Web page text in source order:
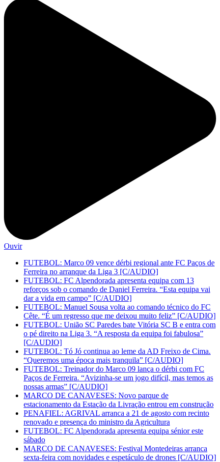
Ouvir
FUTEBOL: Marco 09 vence dérbi regional ante FC Paços de
Ferreira no arranque da Liga 3 [C/AUDIO]
FUTEBOL: FC Alpendorada apresenta equipa com 13
reforços sob o comando de Daniel Ferreira. “Esta equipa vai
dar a vida em campo” [C/AUDIO]
FUTEBOL: Manuel Sousa volta ao comando técnico do FC
Cête. “É um regresso que me deixou muito feliz” [C/AUDIO]
FUTEBOL: União SC Paredes bate Vitória SC B e entra com
o pé direito na Liga 3. “A resposta da equipa foi fabulosa”
[C/AUDIO]
FUTEBOL: Tó Jó continua ao leme da AD Freixo de Cima.
“Queremos uma época mais tranquila” [C/AUDIO]
FUTEBOL: Treinador do Marco 09 lança o dérbi com FC
Paços de Ferreira. “Avizinha-se um jogo difícil, mas temos as
nossas armas” [C/AUDIO]
MARCO DE CANAVESES: Novo parque de
estacionamento da Estação da Livração entrou em construção
PENAFIEL: AGRIVAL arranca a 21 de agosto com recinto
renovado e presença do ministro da Agricultura
FUTEBOL: FC Alpendorada apresenta equipa sénior este
sábado
MARCO DE CANAVESES: Festival Montedeiras arranca
sexta-feira com novidades e espetáculo de drones [C/AUDIO]